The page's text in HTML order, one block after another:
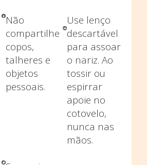
Não
compartilhe
copos,
talheres e
objetos
pessoais.
Use lenço
descartável
para assoar
o nariz. Ao
tossir ou
espirrar
apoie no
cotovelo,
nunca nas
mãos.